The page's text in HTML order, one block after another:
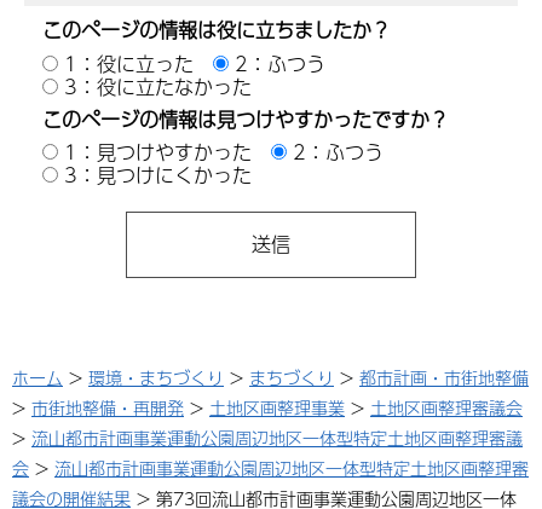
このページの情報は役に立ちましたか？
1：役に立った
2：ふつう
3：役に立たなかった
このページの情報は見つけやすかったですか？
1：見つけやすかった
2：ふつう
3：見つけにくかった
ホーム > 環境・まちづくり > まちづくり > 都市計画・市街地整備
> 市街地整備・再開発 > 土地区画整理事業 > 土地区画整理審議会
> 流山都市計画事業運動公園周辺地区一体型特定土地区画整理審議
会 > 流山都市計画事業運動公園周辺地区一体型特定土地区画整理審
議会の開催結果 > 第73回流山都市計画事業運動公園周辺地区一体